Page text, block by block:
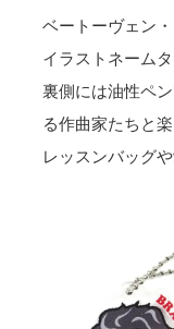
ベートーヴェン
イラストネームタ
裏側には油性ペ
る作曲家たちと
レッスンバッグ